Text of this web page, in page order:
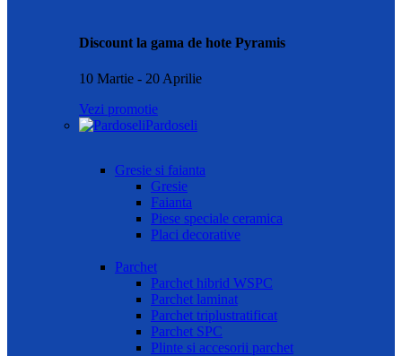
Discount la gama de hote Pyramis
10 Martie - 20 Aprilie
Vezi promotie
Pardoseli
Gresie si faianta
Gresie
Faianta
Piese speciale ceramica
Placi decorative
Parchet
Parchet hibrid WSPC
Parchet laminat
Parchet triplustratificat
Parchet SPC
Plinte si accesorii parchet